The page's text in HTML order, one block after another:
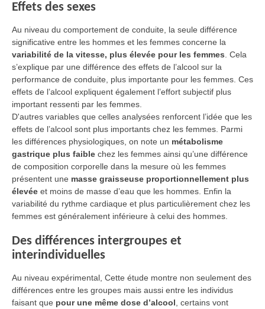
Effets des sexes
Au niveau du comportement de conduite, la seule différence
significative entre les hommes et les femmes concerne la
variabilité de la vitesse, plus élevée pour les femmes . Cela
s’explique par une différence des effets de l’alcool sur la
performance de conduite, plus importante pour les femmes. Ces
effets de l’alcool expliquent également l’effort subjectif plus
important ressenti par les femmes.
D'autres variables que celles analysées renforcent l’idée que les
effets de l’alcool sont plus importants chez les femmes. Parmi
les différences physiologiques, on note un métabolisme
gastrique plus faible chez les femmes ainsi qu’une différence
de composition corporelle dans la mesure où les femmes
présentent une masse graisseuse proportionnellement plus
élevée et moins de masse d’eau que les hommes. Enfin la
variabilité du rythme cardiaque et plus particulièrement chez les
femmes est généralement inférieure à celui des hommes.
Des différences intergroupes et
interindividuelles
Au niveau expérimental, Cette étude montre non seulement des
différences entre les groupes mais aussi entre les individus
faisant que pour une même dose d’alcool , certains vont